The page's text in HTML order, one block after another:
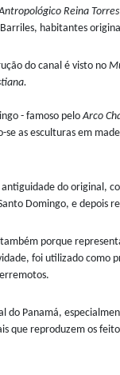
Reina
habitantes
do canal é visto no
- famoso peloArco
as esculturas em
do original,
Domingo, e depois
porque
foi utilizado como
do Panamá,
que reproduzem os